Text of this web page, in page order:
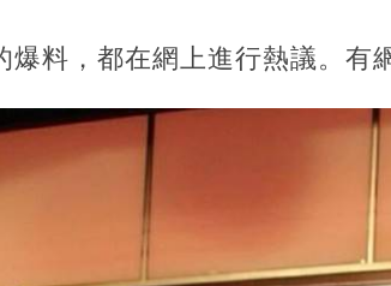
料，都在網上進行熱議。有